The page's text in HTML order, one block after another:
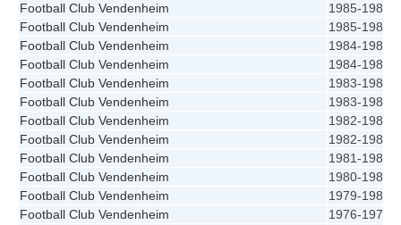
Football Club Vendenheim
1985-1986
Football Club Vendenheim
1985-1986
Football Club Vendenheim
1984-1985
Football Club Vendenheim
1984-1985
Football Club Vendenheim
1983-1984
Football Club Vendenheim
1983-1984
Football Club Vendenheim
1982-1983
Football Club Vendenheim
1982-1983
Football Club Vendenheim
1981-1982
Football Club Vendenheim
1980-1981
Football Club Vendenheim
1979-1980
Football Club Vendenheim
1976-1977